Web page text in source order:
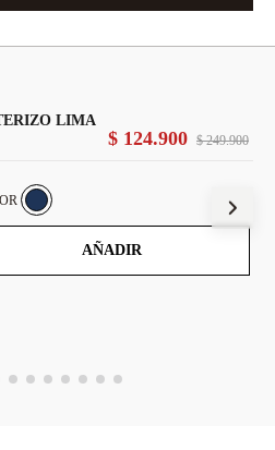
LIMA
$ 249.900
$ 124.900
AÑADIR